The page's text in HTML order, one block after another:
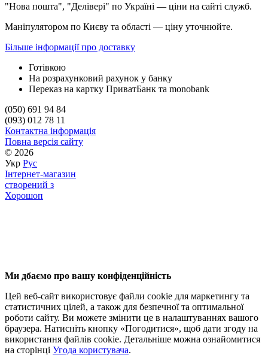
"Нова пошта", "Делівері" по Україні — ціни на сайті служб.
Маніпулятором по Києву та області — ціну уточнюйте.
Більше інформації про доставку
Готівкою
На розрахунковий рахунок у банку
Переказ на картку ПриватБанк та monobank
(050) 691 94 84
(093) 012 78 11
Контактна інформація
Повна версія сайту
© 2026
Укр Рус
Інтернет-магазин
створений з
Хорошоп
Ми дбаємо про вашу конфіденційність
Цей веб-сайт використовує файли cookie для маркетингу та
статистичних цілей, а також для безпечної та оптимальної
роботи сайту. Ви можете змінити це в налаштуваннях вашого
браузера. Натисніть кнопку «Погодитися», щоб дати згоду на
використання файлів cookie. Детальніше можна ознайомитися
на сторінці Угода користувача.